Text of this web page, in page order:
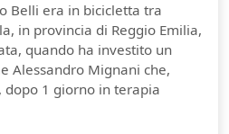
Belli era in bicicletta tra
in provincia di Reggio Emilia,
quando ha investito un
Alessandro Mignani che,
1 giorno in terapia